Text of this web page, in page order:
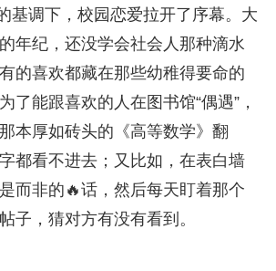
基调下，校园恋爱拉开了序幕。大
年纪，还没学会社会人那种滴水
的喜欢都藏在那些幼稚得要命的
了能跟喜欢的人在图书馆“偶遇”，
本厚如砖头的《高等数学》翻
都看不进去；又比如，在表白墙
而非的🔥话，然后每天盯着那个
子，猜对方有没有看到。